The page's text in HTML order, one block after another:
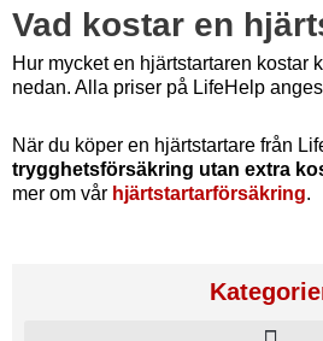
Vad kostar en
Hur mycket en hjärtstartaren kostar
nedan. Alla priser på LifeHelp
När du köper en hjärtstartare från
trygghetsförsäkring utan extra
mer om vår hjärtstartarförsäkring.